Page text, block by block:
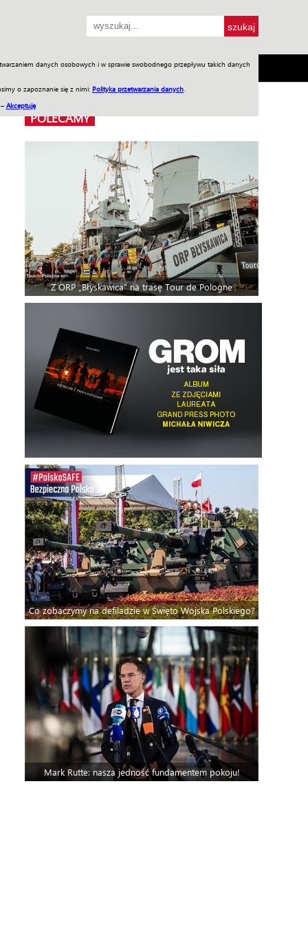
danych osobowych i w sprawie swobodnego przepływu takich danych
o zapoznanie się z nimi: Polityka przetwarzania danych
Akceptuję
SKLEP Jednodniówki Praca w WIW
POLECAMY
Z ORP „Błyskawica” na trasę Tour de Pologne
Co zobaczymy na defiladzie w Święto Wojska Polskiego?
Mark Rutte: nasza jedność fundamentem pokoju!